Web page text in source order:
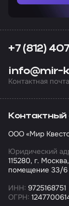
+7 (812)
info@mir-
Контактная почта
Контактный
ООО «Мир
Юридический
115280, г.
помещение 33/6
ИНН: 9725168751
ОГРН: